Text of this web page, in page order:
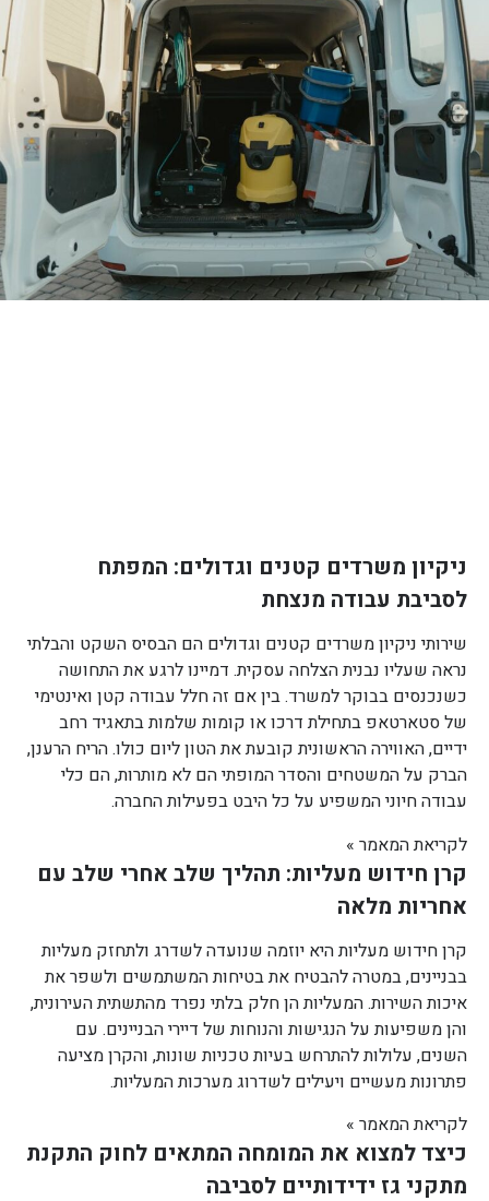
ניקיון משרדים קטנים וגדולים: המפתח
לסביבת עבודה מנצחת
שירותי ניקיון משרדים קטנים וגדולים הם הבסיס השקט והבלתי
נראה שעליו נבנית הצלחה עסקית. דמיינו לרגע את התחושה
כשנכנסים בבוקר למשרד. בין אם זה חלל עבודה קטן ואינטימי
של סטארטאפ בתחילת דרכו או קומות שלמות בתאגיד רחב
ידיים, האווירה הראשונית קובעת את הטון ליום כולו. הריח הרענן,
הברק על המשטחים והסדר המופתי הם לא מותרות, הם כלי
עבודה חיוני המשפיע על כל היבט בפעילות החברה.
לקריאת המאמר »
קרן חידוש מעליות: תהליך שלב אחרי שלב עם
אחריות מלאה
קרן חידוש מעליות היא יוזמה שנועדה לשדרג ולתחזק מעליות
בבניינים, במטרה להבטיח את בטיחות המשתמשים ולשפר את
איכות השירות. המעליות הן חלק בלתי נפרד מהתשתית העירונית,
והן משפיעות על הנגישות והנוחות של דיירי הבניינים. עם
השנים, עלולות להתרחש בעיות טכניות שונות, והקרן מציעה
פתרונות מעשיים ויעילים לשדרוג מערכות המעליות.
לקריאת המאמר »
כיצד למצוא את המומחה המתאים לחוק התקנת
מתקני גז ידידותיים לסביבה